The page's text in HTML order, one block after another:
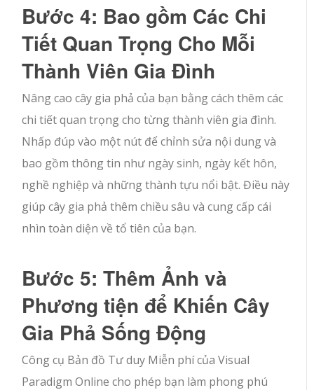
Bước 4: Bao gồm Các Chi
Tiết Quan Trọng Cho Mỗi
Thành Viên Gia Đình
Nâng cao cây gia phả của bạn bằng cách thêm các
chi tiết quan trọng cho từng thành viên gia đình.
Nhấp đúp vào một nút để chỉnh sửa nội dung và
bao gồm thông tin như ngày sinh, ngày kết hôn,
nghề nghiệp và những thành tựu nổi bật. Điều này
giúp cây gia phả thêm chiều sâu và cung cấp cái
nhìn toàn diện về tổ tiên của bạn.
Bước 5: Thêm Ảnh và
Phương tiện để Khiến Cây
Gia Phả Sống Động
Công cụ Bản đồ Tư duy Miễn phí của Visual
Paradigm Online cho phép bạn làm phong phú